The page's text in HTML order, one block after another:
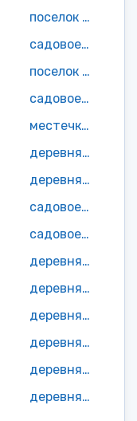
поселок Верхнее Волозеро
садовое неком-е товарищество Ветеран СОТ
поселок Вичка
садовое неком-е товарищество Водник-4 СОТ
местечко Войгуба
деревня Воробьи
деревня Гарницы
садовое неком-е товарищество Гранит СОТ (Чебино)
садовое неком-е товарищество Дружба СОТ
деревня Екимово
деревня Есино
деревня Загубье
деревня Заречье-Вырозеро
деревня Ионина Гора
деревня Карзикозеро